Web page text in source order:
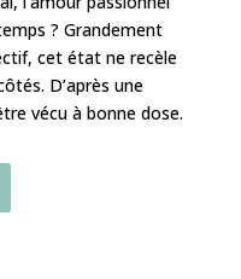
? Grandement
cet état ne recèle
D’après une
vécu à bonne dose.